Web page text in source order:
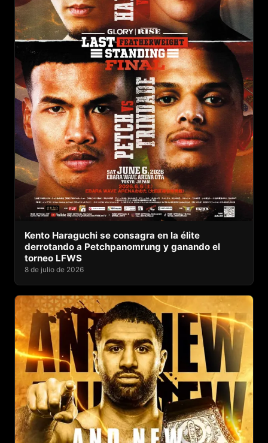
Kento Haraguchi se consagra en la élite
derrotando a Petchpanomrung y ganando el
torneo LFWS
8 de julio de 2026